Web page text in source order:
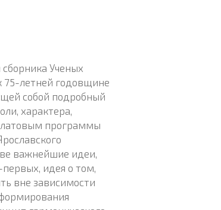
Ученых
75-летней годовщине
собой подробный
характера,
программы
важнейшие идеи,
идея о том,
вне зависимости